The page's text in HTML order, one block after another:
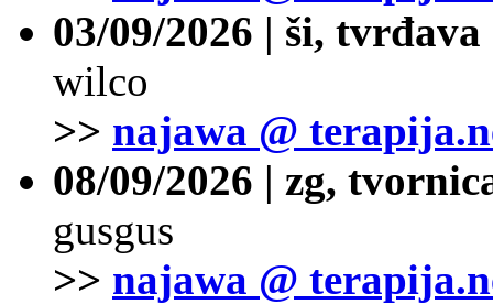
03/09/2026 | ši,
wilco
>> najawa @
08/09/2026 | zg,
gusgus
>> najawa @